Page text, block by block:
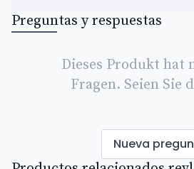
Preguntas y respuestas
Dieses Produkt hat
Fragen. Seien Sie
Nueva